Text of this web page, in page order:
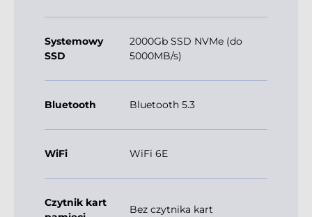
Systemowy
SSD
2000Gb SSD NVMe (do
5000MB/s)
Bluetooth Bluetooth 5.3
WiFi WiFi 6E
Czytnik kart
Bez czytnika kart